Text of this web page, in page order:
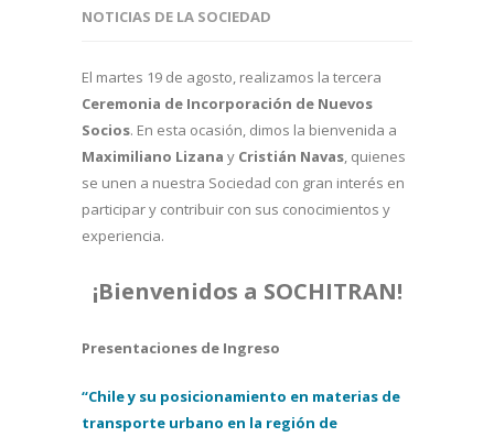
NOTICIAS DE LA SOCIEDAD
El martes 19 de agosto, realizamos la tercera
Ceremonia de Incorporación de Nuevos
Socios. En esta ocasión, dimos la bienvenida a
Maximiliano Lizana y Cristián Navas, quienes
se unen a nuestra Sociedad con gran interés en
participar y contribuir con sus conocimientos y
experiencia.
¡Bienvenidos a SOCHITRAN!
Presentaciones de Ingreso
“Chile y su posicionamiento en materias de
transporte urbano en la región de